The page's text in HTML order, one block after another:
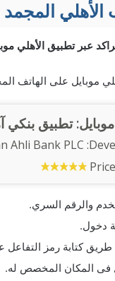
المجمد
عبر تطبيق الأهلي
موبايل على الهاتف
تطبيق بنكي
Ahli Bank PLC
والرقم السري.
دخول.
كتابة رمز التفاعل
فى المكان المخصص له.